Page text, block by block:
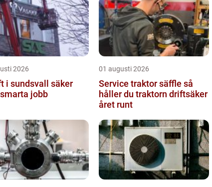
2026
säker
jobb
01 augusti 2026
Service traktor säffle så
håller du traktorn driftsäker
året runt